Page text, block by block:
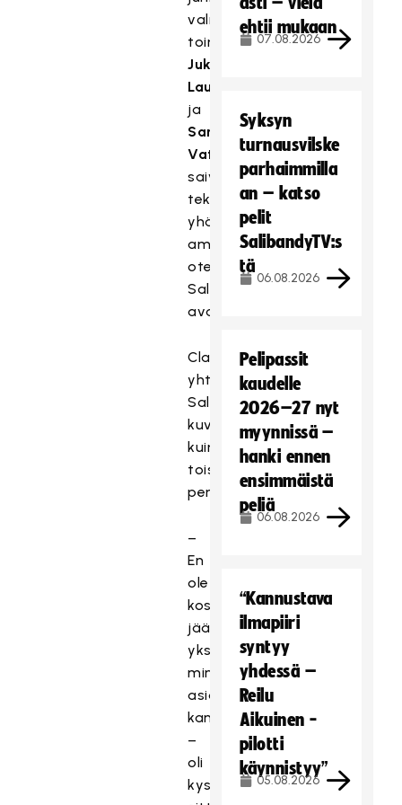
valmentajinani
toimineet
Jukka
Laurila
ja
Sami
Vatanen
saivat
tekemiseeni
yhä
ammattimaisempaa
otetta,
Salo
avaa.
Classicin
yhteisöä
Salo
kuvailee
kuin
toiseksi
perheekseen.
–
En
ole
koskaan
jäänyt
yksin
minkään
asian
kanssa
–
oli
kyse
ehtii mukaan
07.08.2026
Syksyn
turnausvilske
parhaimmilla
an – katso
pelit
SalibandyTV:s
tä
06.08.2026
Pelipassit
kaudelle
2026–27 nyt
myynnissä –
hanki ennen
ensimmäistä
peliä
06.08.2026
“Kannustava
ilmapiiri
syntyy
yhdessä –
Reilu
Aikuinen -
pilotti
käynnistyy”
05.08.2026